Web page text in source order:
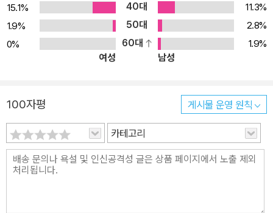
이야기들을 새로운 방법으로 다룬다. ‘KINFOLK’는 친족, 가까운 사
람을 의미한다. 미국 포틀랜드에서 작가, 농부, 사진가, 디자이너, 요
리사, 플로리스트 등 다양한 이들이 삶의 활력을 불어넣는 이야기를
소개하기 시작했다. 여기에 매료된 많은 이들이 모여 이제는 커다란
든 가구의 흠집을 어루만지며, 숲으로 소풍을 간다. 굴을 곁들인 애피
타이저로 나만을 위한 만찬을 준비하고, 주말에는 온 가족이 둘러앉
아 먹을 로스트 치킨을 준비한다. 이러한 일상들이 킨포크의 소재다.
킨포크는 이처럼 삶을 아름답게 만드는 순간들에 주목한다. 킨포크 v
ol.28의 주제는 ‘헤어’이다. 이번 호에서는 헤어 스타일을 통해 뿌리
15.1%
40대
11.3%
1.9%
50대
2.8%
0%
60대
1.9%
여성
남성
100자평 게시물 운영 원칙
카테고리